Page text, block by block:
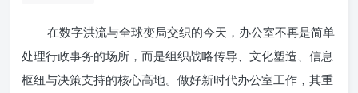
在数字洪流与全球变局交织的今天，办公室不再是简单
处理行政事务的场所，而是组织战略传导、文化塑造、信息
枢纽与决策支持的核心高地。做好新时代办公室工作，其重